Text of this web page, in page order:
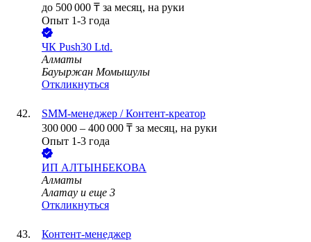
до 500 000 ₸ за месяц, на руки
Опыт 1-3 года
ЧК Push30 Ltd.
Алматы
Бауыржан Момышулы
Откликнуться
SMM-менеджер / Контент-креатор
300 000 – 400 000 ₸ за месяц, на руки
Опыт 1-3 года
ИП АЛТЫНБЕКОВА
Алматы
Алатау и еще 3
Откликнуться
Контент-менеджер